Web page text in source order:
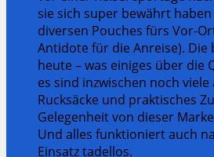
sie sich super bewährt
diversen Pouches fürs Vor-
Antidote für die Anreise). Die
heute – was einiges über die
es sind inzwischen noch viele
Rucksäcke und praktisches
Gelegenheit von dieser
Und alles funktioniert auch
Einsatz tadellos.